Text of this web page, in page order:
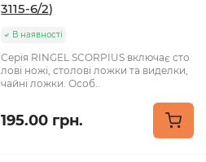
3115-6/2)
В наявності
Серія RINGEL SCORPIUS включає сто
лові ножі, столові ложки та виделки,
чайні ложки. Особ..
195.00 грн.